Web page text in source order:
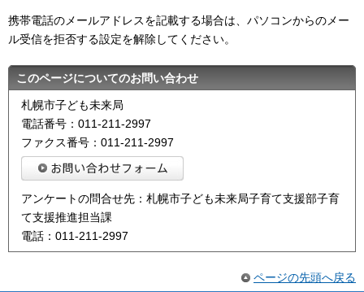
携帯電話のメールアドレスを記載する場合は、パソコンからのメー
ル受信を拒否する設定を解除してください。
このページについてのお問い合わせ
札幌市子ども未来局
電話番号：011-211-2997
ファクス番号：011-211-2997
アンケートの問合せ先：札幌市子ども未来局子育て支援部子育
て支援推進担当課
電話：011-211-2997
ページの先頭へ戻る